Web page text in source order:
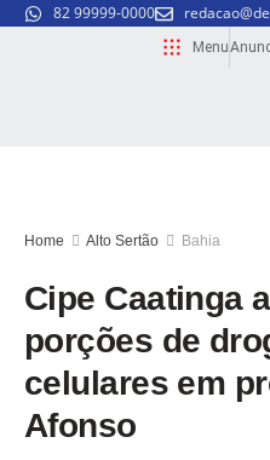
82 99999-0000
Menu
Home Alto Sertão Bahia
Cipe Caatinga
porções de
celulares em
Afonso